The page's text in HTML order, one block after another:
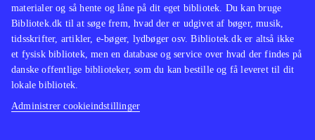
materialer og så hente og låne på dit eget bibliotek. Du kan bruge
Bibliotek.dk til at søge frem, hvad der er udgivet af bøger, musik,
tidsskrifter, artikler, e-bøger, lydbøger osv. Bibliotek.dk er altså ikke
et fysisk bibliotek, men en database og service over hvad der findes på
danske offentlige biblioteker, som du kan bestille og få leveret til dit
lokale bibliotek.
Administrer cookieindstillinger